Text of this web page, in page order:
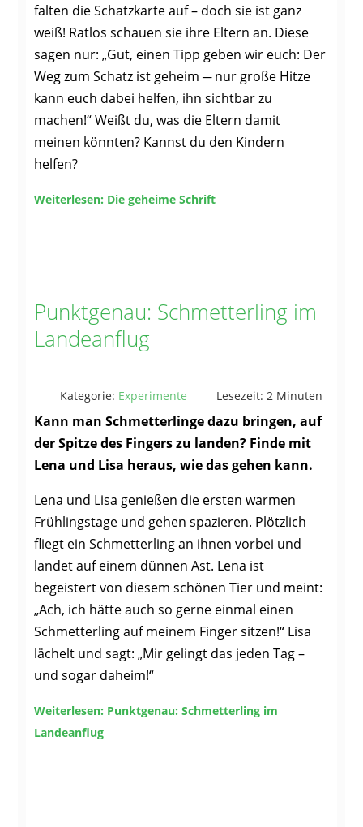
falten die Schatzkarte auf – doch sie ist ganz
weiß! Ratlos schauen sie ihre Eltern an. Diese
sagen nur: „Gut, einen Tipp geben wir euch: Der
Weg zum Schatz ist geheim ─ nur große Hitze
kann euch dabei helfen, ihn sichtbar zu
machen!“ Weißt du, was die Eltern damit
meinen könnten? Kannst du den Kindern
helfen?
Weiterlesen: Die geheime Schrift
Punktgenau: Schmetterling im
Landeanflug
Kategorie: Experimente Lesezeit: 2 Minuten
Kann man Schmetterlinge dazu bringen, auf
der Spitze des Fingers zu landen? Finde mit
Lena und Lisa heraus, wie das gehen kann.
Lena und Lisa genießen die ersten warmen
Frühlingstage und gehen spazieren. Plötzlich
fliegt ein Schmetterling an ihnen vorbei und
landet auf einem dünnen Ast. Lena ist
begeistert von diesem schönen Tier und meint:
„Ach, ich hätte auch so gerne einmal einen
Schmetterling auf meinem Finger sitzen!“ Lisa
lächelt und sagt: „Mir gelingt das jeden Tag –
und sogar daheim!“
Weiterlesen: Punktgenau: Schmetterling im
Landeanflug